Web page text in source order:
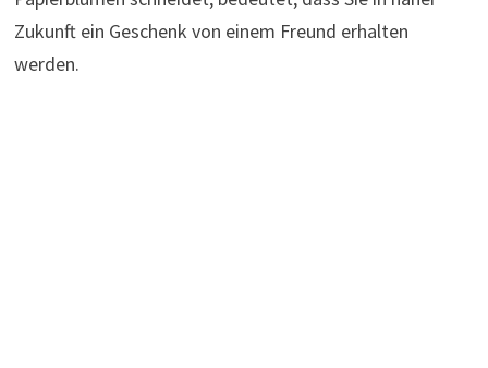
Zukunft ein Geschenk von einem Freund erhalten
werden.